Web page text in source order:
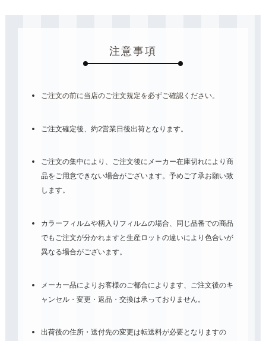
注意事項
ご注文の前に当店のご注文規定を必ずご確認ください。
ご注文確定後、約2営業日後出荷となります。
ご注文の集中により、ご注文後にメーカー在庫切れにより商
品をご用意できない場合がございます。予めご了承お願い致
します。
カラーフィルムや柄入りフィルムの場合、同じ品番での商品
でもご注文が分かれますと生産ロットの違いにより色合いが
異なる場合がございます。
メーカー品によりお客様のご都合によります、ご注文後のキ
ャンセル・変更・返品・交換は承っておりません。
出荷後の住所・送付先の変更は転送料が必要となりますの